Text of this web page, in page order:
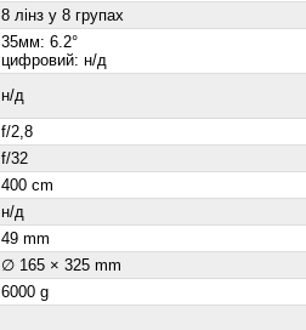
8 лінз у 8 групах
35мм: 6.2°
цифровий: н/д
н/д
f/2,8
f/32
400 cm
н/д
49 mm
∅ 165 × 325 mm
6000 g